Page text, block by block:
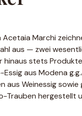
Acetaia Marchi
aus — zwei
hinaus stets
aus Modena
aus Weinessig
Trauben hergestellt